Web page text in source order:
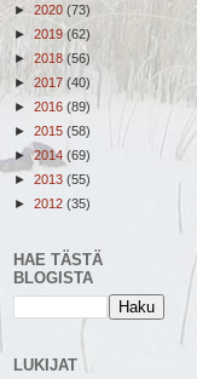
► 2020 (73)
► 2019(62)
► 2018(56)
► 2017 (40)
► 2016 (89)
► 2015 (58)
►2014 (69)
► 2013 (55)
► 2012 (35)
HAE TÄSTÄ
BLOGISTA
LUKIJAT